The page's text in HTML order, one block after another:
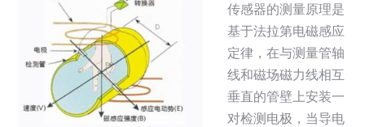
传感器的测量原理是
基于法拉第电磁感应
定律，在与测量管轴
线和磁场磁力线相互
垂直的管壁上安装一
对检测电极，当导电